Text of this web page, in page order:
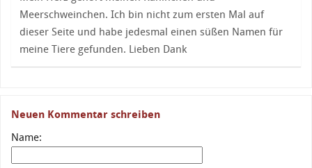
Meerschweinchen. Ich bin nicht zum ersten Mal auf
dieser Seite und habe jedesmal einen süßen Namen für
meine Tiere gefunden. Lieben Dank
Neuen Kommentar schreiben
Name: